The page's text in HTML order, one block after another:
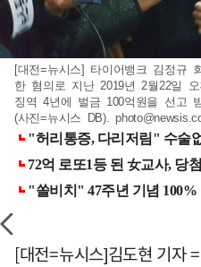
[대전=뉴시스] 타이어뱅크 김정규
한 혐의로 지난 2019년 2월22일
징역 4년에 벌금 100억원을 선고
(사진=뉴시스 DB).
[대전=뉴시스]김도현 기자